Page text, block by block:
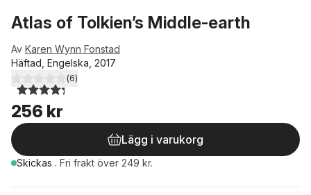
Atlas of Tolkien’s Middle-earth
Av Karen Wynn Fonstad
Häftad, Engelska, 2017
4,3utav 5 stjärnor. Totalt antal röster:
(6)
256 kr
Lägg i varukorg
Skickas . Fri frakt över 249 kr.